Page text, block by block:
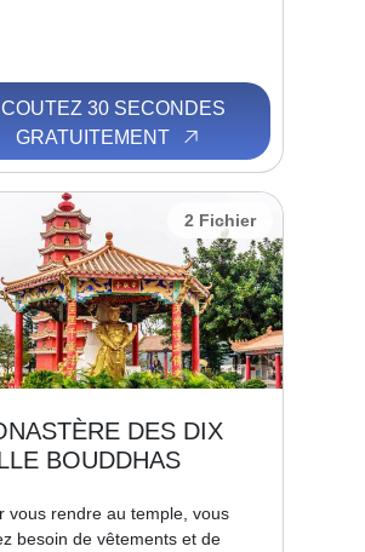
30 SECONDES
GRATUITEMENT
2 Fichier
DES DIX
BOUDDHAS
vous rendre au temple, vous
besoin de vêtements et de